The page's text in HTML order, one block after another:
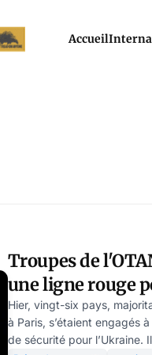
Accueil
Troupes de
une ligne rouge
Hier, vingt-six pays,
à Paris, s’étaient engagés
de sécurité pour l’Ukraine.